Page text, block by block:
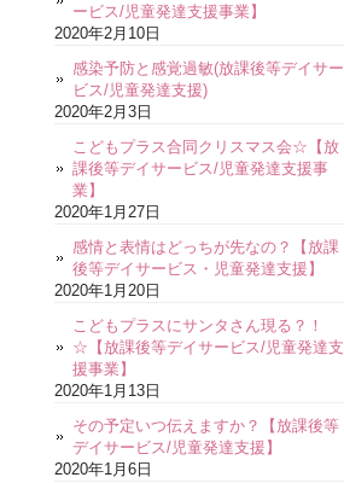
ービス/児童発達支援事業】
2020年2月10日
感染予防と感覚過敏(放課後等デイサー
ビス/児童発達支援)
2020年2月3日
こどもプラス合同クリスマス会☆【放
課後等デイサービス/児童発達支援事
業】
2020年1月27日
感情と表情はどっちが先なの？【放課
後等デイサービス・児童発達支援】
2020年1月20日
こどもプラスにサンタさん現る？！
☆【放課後等デイサービス/児童発達支
援事業】
2020年1月13日
その予定いつ伝えますか？【放課後等
デイサービス/児童発達支援】
2020年1月6日